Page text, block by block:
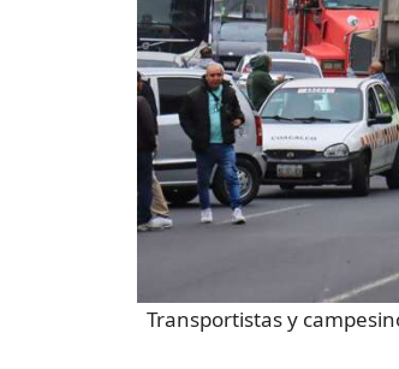
Transportistas y